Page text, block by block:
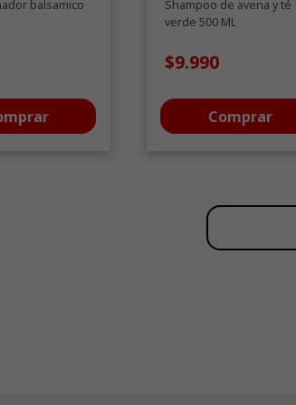
balsamico
Shampoo de avena y té
verde 500 ML
$9.990
Comprar